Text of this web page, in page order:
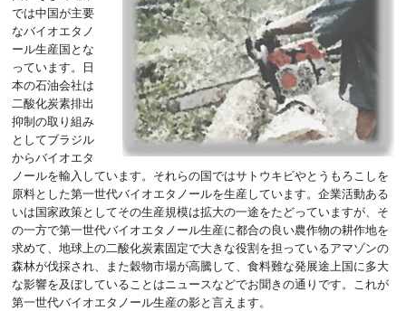
では中国が主要
なバイオエタノ
ール生産国とな
っています。日
本の石油会社は
二酸化炭素排出
抑制の取り組み
としてブラジル
からバイオエタ
ノールを輸入しています。それらの国ではサトウキビやとうもろこしを
原料とした第一世代バイオエタノールを生産しています。企業活動ある
いは国家政策としてその生産規模は拡大の一途をたどっていますが、そ
の一方で第一世代バイオエタノール生産に都合の良い農作物の耕作地を
求めて、地球上の二酸化炭素固定で大きな役割を担っているアマゾンの
森林が伐採され、また穀物市場が高騰して、食料難な発展途上国に多大
な影響を及ぼしていることはニュースなどでお聞きの通りです。これが
第一世代バイオエタノール生産の影と言えます。